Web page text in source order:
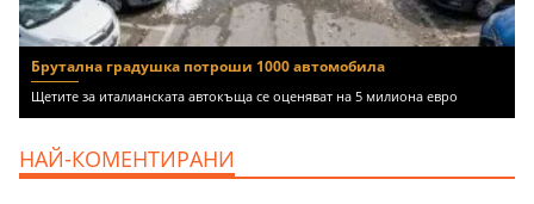
Брутална градушка потроши 1000 автомобила
Щетите за италианската автокъща се оценяват на 5 милиона евро
НАЙ-КОМЕНТИРАНИ